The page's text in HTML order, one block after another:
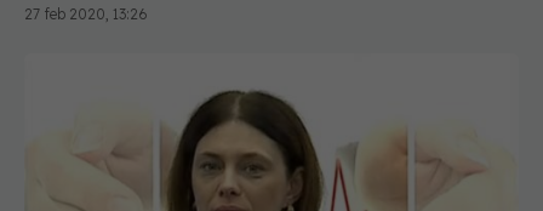
27 feb 2020, 13:26